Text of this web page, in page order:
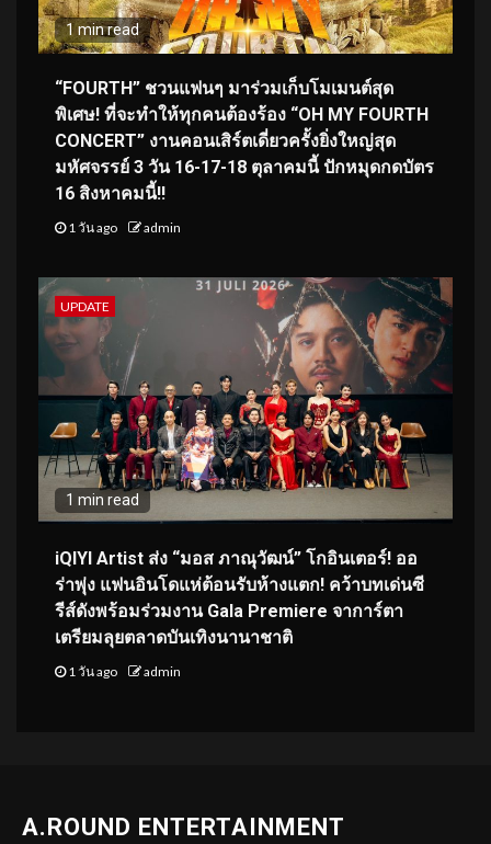
1 min read
“FOURTH” ชวนแฟนๆ มาร่วมเก็บโมเมนต์สุด
พิเศษ! ที่จะทำให้ทุกคนต้องร้อง “OH MY FOURTH
CONCERT” งานคอนเสิร์ตเดี่ยวครั้งยิ่งใหญ่สุด
มหัศจรรย์ 3 วัน 16-17-18 ตุลาคมนี้ ปักหมุดกดบัตร
16 สิงหาคมนี้!!
1 วัน ago admin
UPDATE
1 min read
iQIYI Artist ส่ง “มอส ภาณุวัฒน์” โกอินเตอร์! ออ
ร่าพุ่ง แฟนอินโดแห่ต้อนรับห้างแตก! คว้าบทเด่นซี
รีส์ดังพร้อมร่วมงาน Gala Premiere จาการ์ตา
เตรียมลุยตลาดบันเทิงนานาชาติ
1 วัน ago admin
A.ROUND ENTERTAINMENT